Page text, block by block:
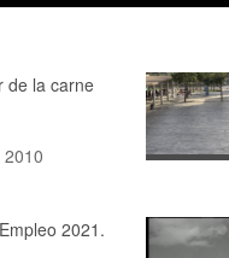
de la carne
2010
2021.